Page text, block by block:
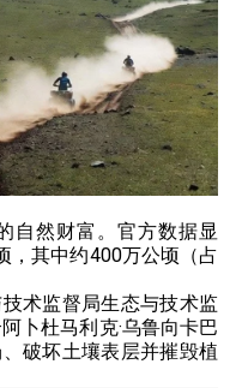
自然财富。官方数据显
，其中约400万公顷（占
术监督局生态与技术监
卜杜马利克·乌鲁向卡巴
破坏土壤表层并摧毁植